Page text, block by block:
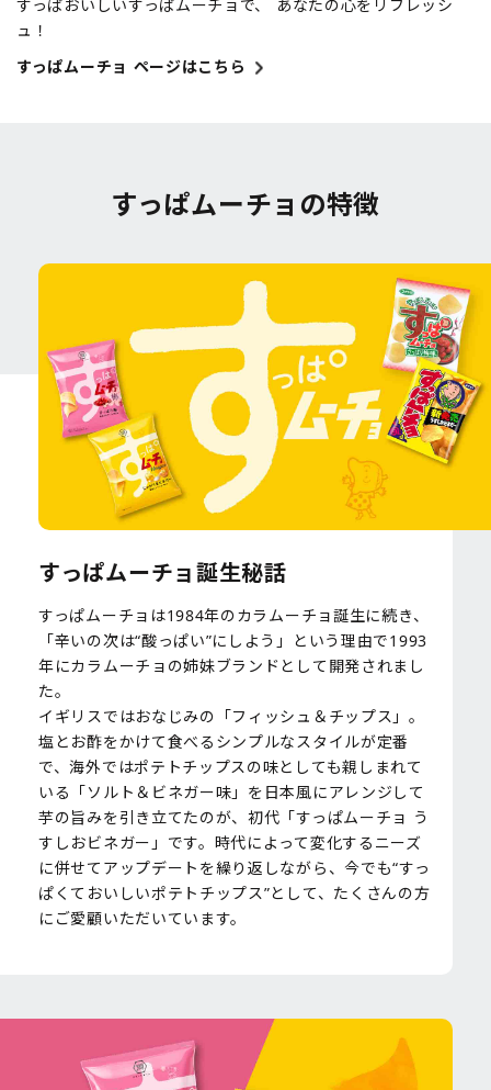
すっぱおいしいすっぱムーチョで、 あなたの心をリフレッシ
ュ！
すっぱムーチョ ページはこちら
すっぱムーチョの特徴
すっぱムーチョ誕生秘話
すっぱムーチョは1984年のカラムーチョ誕生に続き、
「辛いの次は“酸っぱい”にしよう」という理由で1993
年にカラムーチョの姉妹ブランドとして開発されまし
た。
イギリスではおなじみの「フィッシュ＆チップス」。
塩とお酢をかけて食べるシンプルなスタイルが定番
で、海外ではポテトチップスの味としても親しまれて
いる「ソルト＆ビネガー味」を日本風にアレンジして
芋の旨みを引き立てたのが、初代「すっぱムーチョ う
すしおビネガー」です。時代によって変化するニーズ
に併せてアップデートを繰り返しながら、今でも“すっ
ぱくておいしいポテトチップス”として、たくさんの方
にご愛顧いただいています。